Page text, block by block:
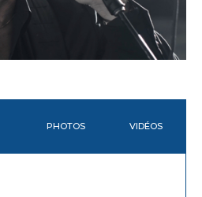
PHOTOS VIDÉOS